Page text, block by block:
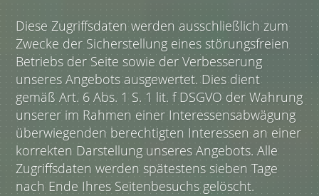
Diese Zugriffsdaten werden ausschließlich zum
Zwecke der Sicherstellung eines störungsfreien
Betriebs der Seite sowie der Verbesserung
unseres Angebots ausgewertet. Dies dient
gemäß Art. 6 Abs. 1 S. 1 lit. f DSGVO der Wahrung
unserer im Rahmen einer Interessensabwägung
überwiegenden berechtigten Interessen an einer
korrekten Darstellung unseres Angebots. Alle
Zugriffsdaten werden spätestens sieben Tage
nach Ende Ihres Seitenbesuchs gelöscht.